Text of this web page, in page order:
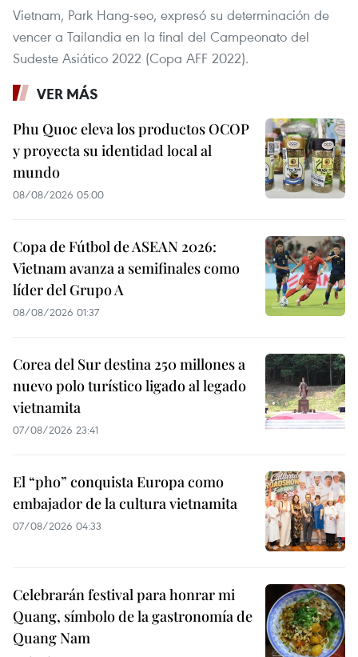
Vietnam, Park Hang-seo, expresó su determinación de
vencer a Tailandia en la final del Campeonato del
Sudeste Asiático 2022 (Copa AFF 2022).
VER MÁS
Phu Quoc eleva los productos OCOP
y proyecta su identidad local al
mundo
08/08/2026 05:00
Copa de Fútbol de ASEAN 2026:
Vietnam avanza a semifinales como
líder del Grupo A
08/08/2026 01:37
Corea del Sur destina 250 millones a
nuevo polo turístico ligado al legado
vietnamita
07/08/2026 23:41
El “pho” conquista Europa como
embajador de la cultura vietnamita
07/08/2026 04:33
Celebrarán festival para honrar mi
Quang, símbolo de la gastronomía de
Quang Nam